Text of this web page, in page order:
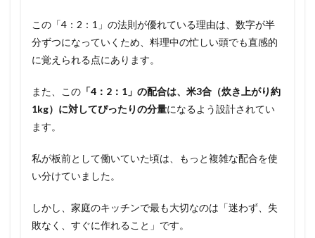
この「4：2：1」の法則が優れている理由は、数字が半
分ずつになっていくため、料理中の忙しい頭でも直感的
に覚えられる点にあります。
また、この 「4：2：1」の配合は、米3合（炊き上がり約
1kg）に対してぴったりの分量になるよう設計されてい
ます。
私が板前として働いていた頃は、もっと複雑な配合を使
い分けていました。
しかし、家庭のキッチンで最も大切なのは「迷わず、失
敗なく、すぐに作れること」です。